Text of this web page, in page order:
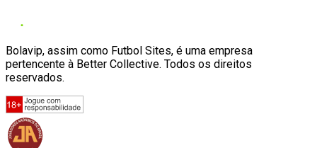
Bolavip, assim como Futbol Sites, é uma empresa
pertencente à Better Collective. Todos os direitos
reservados.